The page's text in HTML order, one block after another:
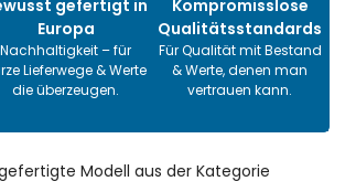
gefertigt in
Europa
Nachhaltigkeit – für
Lieferwege & Werte
die überzeugen.
Kompromisslose
Qualitätsstandards
Für Qualität mit Bestand
& Werte, denen man
vertrauen kann.
Modell aus der Kategorie